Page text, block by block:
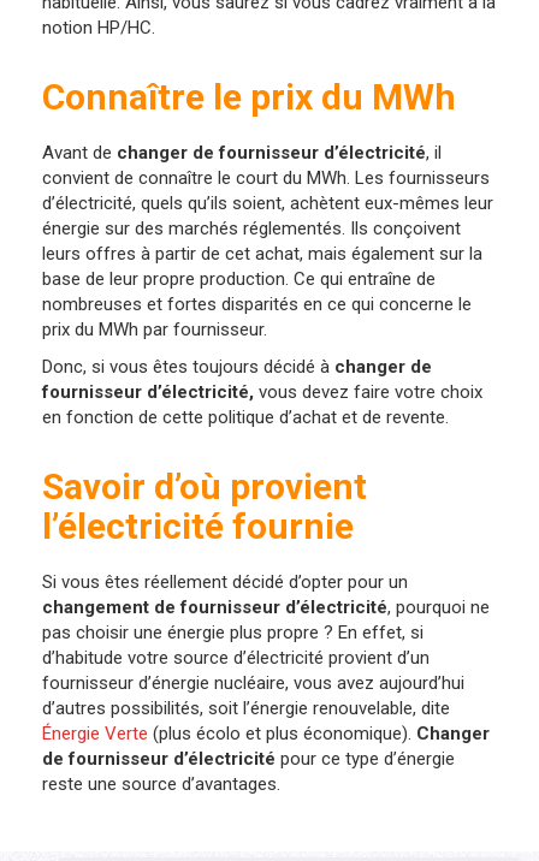
notion HP/HC.
Connaître le prix du MWh
Avant de changer de fournisseur d’électricité, il
convient de connaître le court du MWh. Les fournisseurs
d’électricité, quels qu’ils soient, achètent eux-mêmes leur
énergie sur des marchés réglementés. Ils conçoivent
leurs offres à partir de cet achat, mais également sur la
base de leur propre production. Ce qui entraîne de
nombreuses et fortes disparités en ce qui concerne le
prix du MWh par fournisseur.
Donc, si vous êtes toujours décidé à changer de
fournisseur d’électricité, vous devez faire votre choix
en fonction de cette politique d’achat et de revente.
Savoir d’où provient
l’électricité fournie
Si vous êtes réellement décidé d’opter pour un
changement de fournisseur d’électricité, pourquoi ne
pas choisir une énergie plus propre ? En effet, si
d’habitude votre source d’électricité provient d’un
fournisseur d’énergie nucléaire, vous avez aujourd’hui
d’autres possibilités, soit l’énergie renouvelable, dite
Énergie Verte (plus écolo et plus économique). Changer
de fournisseur d’électricité pour ce type d’énergie
reste une source d’avantages.